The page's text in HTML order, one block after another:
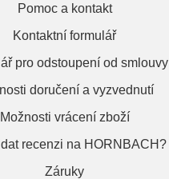
Pomoc a kontakt
Kontaktní formulář
pro odstoupení od smlouvy
doručení a vyzvednutí
Možnosti vrácení zboží
recenzi na HORNBACH?
Záruky